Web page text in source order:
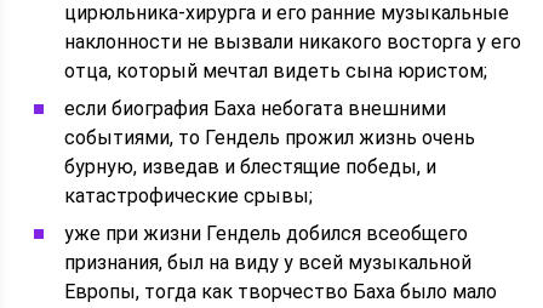
цирюльника-хирурга и его ранние музыкальные
наклонности не вызвали никакого восторга у его
отца, который мечтал видеть сына юристом;
если биография Баха небогата внешними
событиями, то Гендель прожил жизнь очень
бурную, изведав и блестящие победы, и
катастрофические срывы;
уже при жизни Гендель добился всеобщего
признания, был на виду у всей музыкальной
Европы, тогда как творчество Баха было мало